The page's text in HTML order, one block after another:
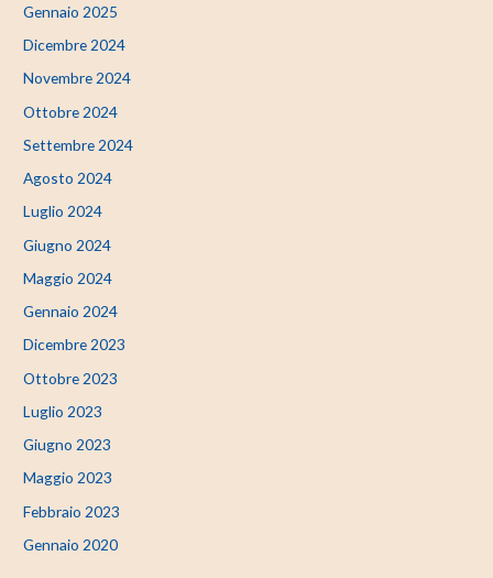
Gennaio 2025
Dicembre 2024
Novembre 2024
Ottobre 2024
Settembre 2024
Agosto 2024
Luglio 2024
Giugno 2024
Maggio 2024
Gennaio 2024
Dicembre 2023
Ottobre 2023
Luglio 2023
Giugno 2023
Maggio 2023
Febbraio 2023
Gennaio 2020